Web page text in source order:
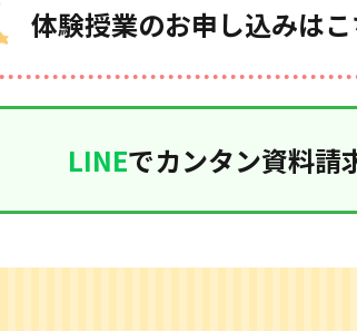
体験授業のお申し込みはこ
LINEでカンタン資料請